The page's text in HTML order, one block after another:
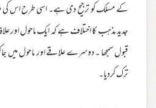
قبول سمجھا ۔ دوسرے علاقے اور ماحول میں
ترک کردیا۔